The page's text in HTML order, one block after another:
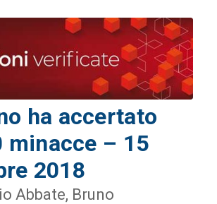
ha accertato
minacce – 15
2018
Abbate, Bruno